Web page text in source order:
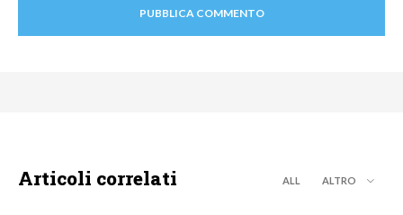
Articoli correlati ALL ALTRO